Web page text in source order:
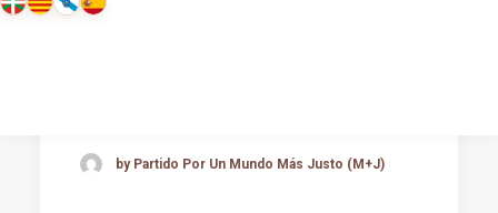
by Partido Por Un Mundo Más Justo (M+J)